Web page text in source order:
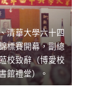
清華大學六十四
標賽開幕，副總
校致辭（博愛校
館禮堂）。